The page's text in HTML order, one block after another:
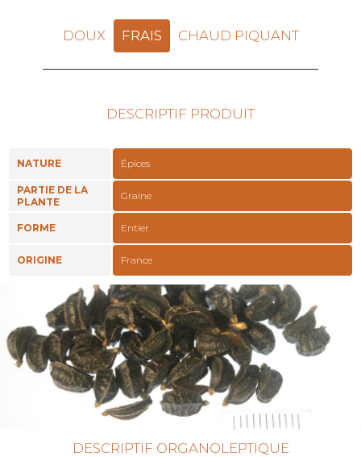
DOUX FRAIS CHAUD PIQUANT
DESCRIPTIF PRODUIT
NATURE Épices
PARTIE DE LA
PLANTE
Graine
FORME Entier
ORIGINE France
DESCRIPTIF ORGANOLEPTIQUE